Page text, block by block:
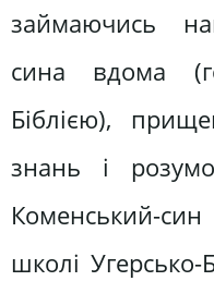
займаючись
сина вдома
Біблією),
знань і
Коменський-
школі